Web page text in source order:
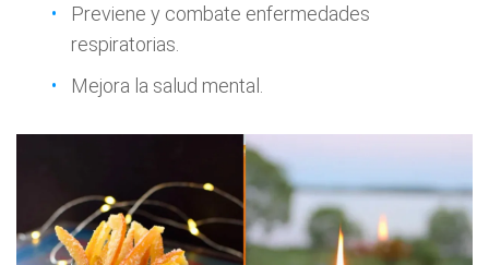
Previene y combate enfermedades
respiratorias.
Mejora la salud mental.